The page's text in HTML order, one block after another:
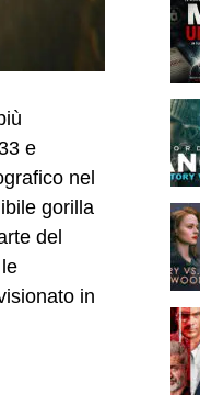
e
nel
gorilla
del
in